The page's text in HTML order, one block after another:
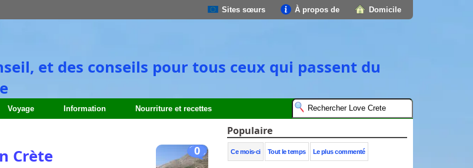
Domicile
À propos de
Sites sœurs
et des conseils pour tous ceux qui passent du
Voyage Information Nourriture et recettes
0
Crète
Populaire
Ce mois-ci Tout le temps Le plus commenté